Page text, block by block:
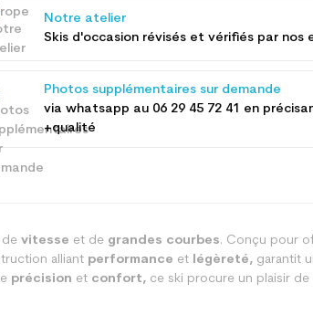
Notre atelier
Skis d'occasion révisés et vérifiés par nos
Photos supplémentaires sur demande
via whatsapp au 06 29 45 72 41 en
+qualité
de vitesse et de grandes courbes. Conçu pour
alliant performance et légèreté,garantit
précision et confort,ce ski procure un plaisir de